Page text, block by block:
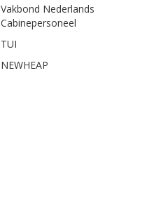
Vakbond Nederlands
Cabinepersoneel
TUI
NEWHEAP